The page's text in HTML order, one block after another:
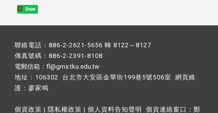
Share
聯絡電話：886-2-2621-5656 轉 8122～8127
傳真號碼：886-2-2391-8108
電郵信箱：fl@gms.tku.edu.tw
地址：106302 台北市大安區金華街199巷5號506室 網頁維
護： 廖家鳴​
個資政策 | 隱私權政策 | 個人資料告知聲明 個資連絡窗口： 鄭